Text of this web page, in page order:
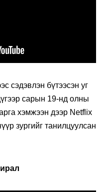
сэдэвлэн бүтээсэн уг
сарын 19-нд олны
хэмжээн дээр Netflix
зургийг танилцуулсан